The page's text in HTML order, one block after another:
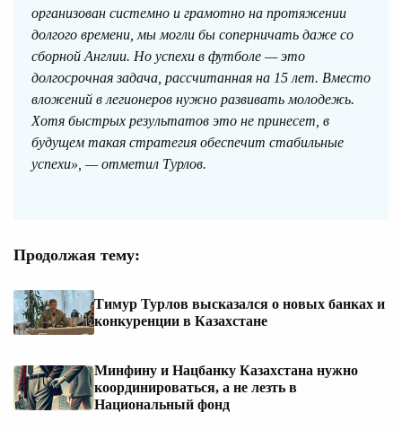
организован системно и грамотно на протяжении
долгого времени, мы могли бы соперничать даже со
сборной Англии. Но успехи в футболе — это
долгосрочная задача, рассчитанная на 15 лет. Вместо
вложений в легионеров нужно развивать молодежь.
Хотя быстрых результатов это не принесет, в
будущем такая стратегия обеспечит стабильные
успехи», — отметил Турлов.
Продолжая тему:
Тимур Турлов высказался о новых банках и
конкуренции в Казахстане
Минфину и Нацбанку Казахстана нужно
координироваться, а не лезть в
Национальный фонд